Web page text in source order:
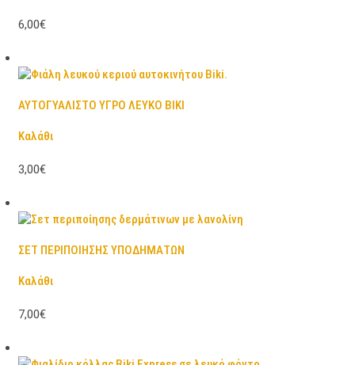
6,00€
ΑΥΤΟΓΥΑΛΙΣΤΟ ΥΓΡΟ ΛΕΥΚΟ BIKI
Καλάθι
3,00€
ΣΕΤ ΠΕΡΙΠΟΙΗΣΗΣ ΥΠΟΔΗΜΑΤΩΝ
Καλάθι
7,00€